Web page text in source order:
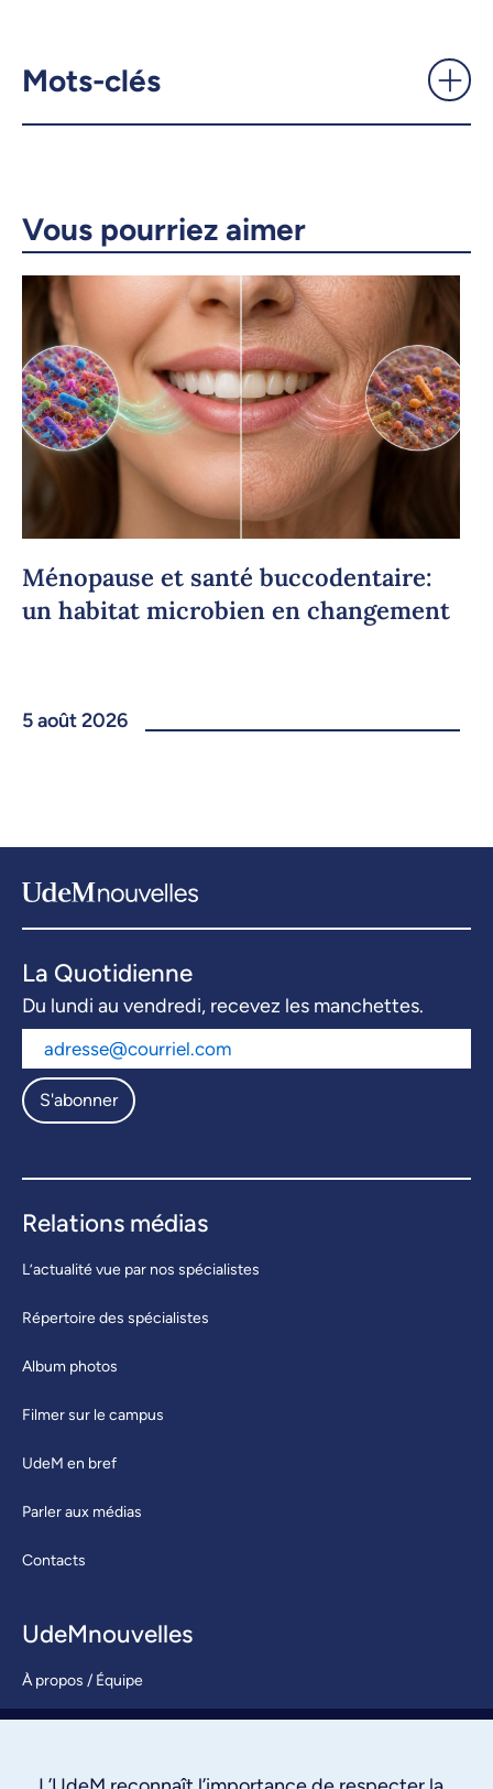
Copier le lien
Mots-clés
Vous pourriez aimer
Ménopause et santé buccodentaire:
un habitat microbien en changement
5 août 2026
La Quotidienne
Du lundi au vendredi, recevez les manchettes.
S'abonner
Relations médias
L’actualité vue par nos spécialistes
Répertoire des spécialistes
Album photos
Filmer sur le campus
UdeM en bref
Parler aux médias
Contacts
UdeMnouvelles
À propos / Équipe
S’abonner